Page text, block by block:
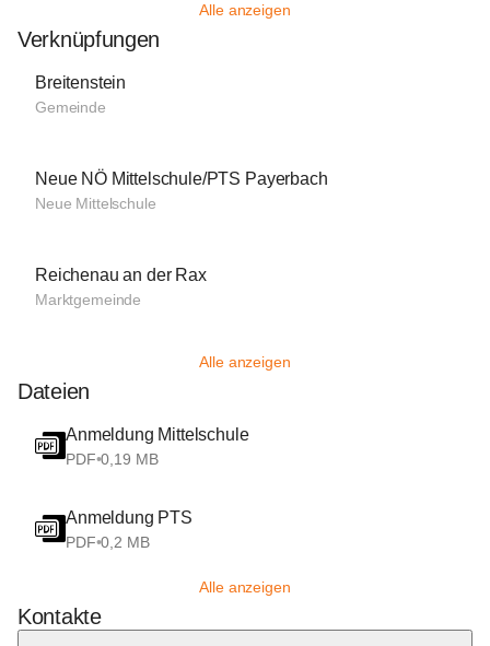
Alle anzeigen
Verknüpfungen
Breitenstein
Gemeinde
Neue NÖ Mittelschule/PTS Payerbach
Neue Mittelschule
Reichenau an der Rax
Marktgemeinde
Alle anzeigen
Dateien
Anmeldung Mittelschule
PDF•0,19 MB
Anmeldung PTS
PDF•0,2 MB
Alle anzeigen
Kontakte